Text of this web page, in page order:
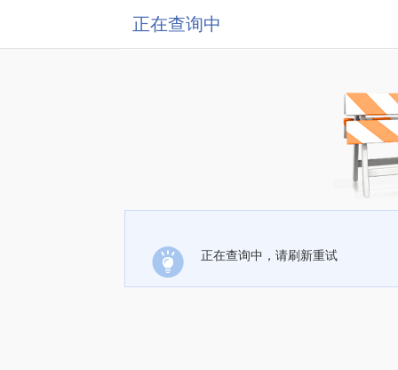
正在查询中
正在查询中，请刷新重试